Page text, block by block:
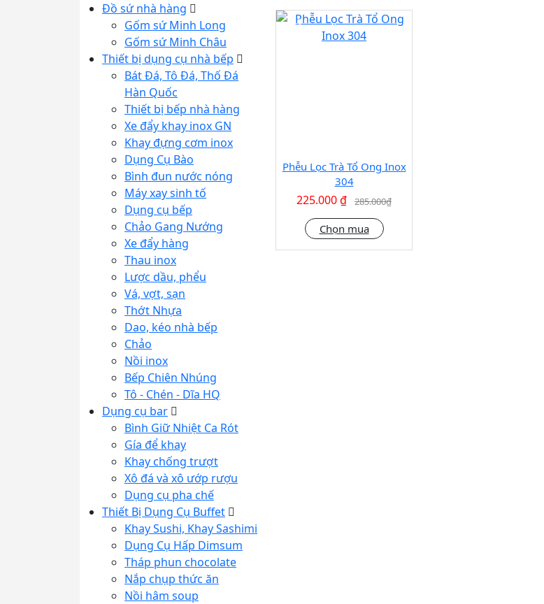
Đồ sứ nhà hàng
Gốm sứ Minh Long
Gốm sứ Minh Châu
Thiết bị dụng cụ nhà bếp
Bát Đá, Tô Đá, Thố Đá
Hàn Quốc
Thiết bị bếp nhà hàng
Xe đẩy khay inox GN
Khay đựng cơm inox
Dụng Cụ Bào
Bình đun nước nóng
Máy xay sinh tố
Dụng cụ bếp
Chảo Gang Nướng
Xe đẩy hàng
Thau inox
Lược dầu, phểu
Vá, vợt, sạn
Thớt Nhựa
Dao, kéo nhà bếp
Chảo
Nồi inox
Bếp Chiên Nhúng
Tô - Chén - Dĩa HQ
Dụng cụ bar
Bình Giữ Nhiệt Ca Rót
Gía để khay
Khay chống trượt
Xô đá và xô ướp rượu
Dụng cụ pha chế
Thiết Bị Dụng Cụ Buffet
Khay Sushi, Khay Sashimi
Dụng Cụ Hấp Dimsum
Tháp phun chocolate
Nắp chụp thức ăn
Nồi hâm soup
Xem nhanh
Phễu Lọc Trà Tổ Ong Inox
304
225.000 ₫ 285.000₫
SALE
Chọn mua